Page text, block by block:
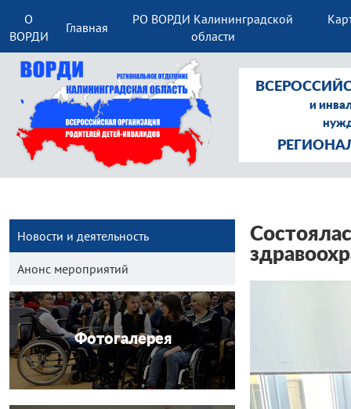
и
О
ВОРДИ
Главная
РО ВОРДИ Калининградской
области
Новости и деятельность
Анонс мероприятий
Фотогалерея